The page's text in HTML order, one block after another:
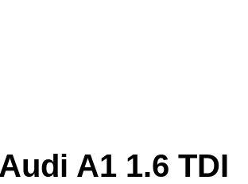
A1 1.6 TDI